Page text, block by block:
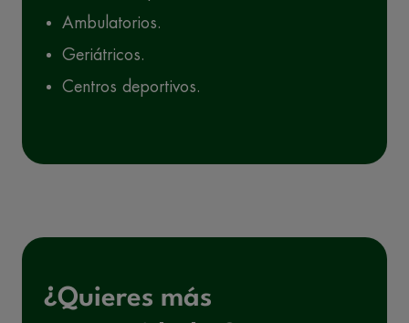
Ambulatorios.
Geriátricos.
Centros deportivos.
¿Quieres más